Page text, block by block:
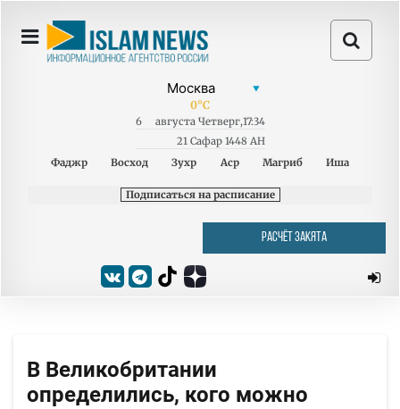
0°C
6 августа Четверг,17:34
21 Сафар 1448 AH
Фаджр
Восход Зухр Аср Магриб Иша
Подписаться на расписание
РАСЧЁТ ЗАКЯТА
В Великобритании
определились, кого можно